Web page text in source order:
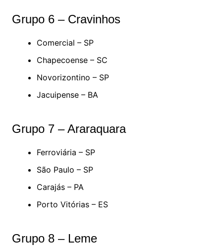
Grupo 6 – Cravinhos
Comercial – SP
Chapecoense – SC
Novorizontino – SP
Jacuipense – BA
Grupo 7 – Araraquara
Ferroviária – SP
São Paulo – SP
Carajás – PA
Porto Vitórias – ES
Grupo 8 – Leme